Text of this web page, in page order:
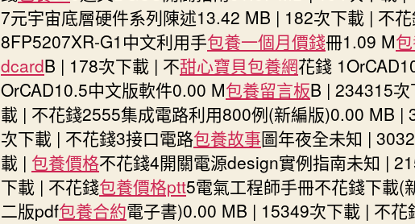
7元宇宙底層硬件系列陳述13.42 MB | 182次下載 | 不
8FP5207XR-G1中文利用手包養一個月價錢冊1.09 M
dcardB | 178次下載 | 不甜心寶貝包養網花錢
OrCAD10.5中文版軟件0.00 M包養留言板B | 234315次
載 | 不花錢2555集成電路利用800例(新編版)0.00 MB |
次下載 | 不花錢3接口電路包養故事圖年夜全未知 |
載 | 包養價格不花錢4開關電源design實例指南未知 |
下載 | 不花錢包養價格ptt5電氣工程師手冊不花錢下載(
二版pdf包養合約電子書)0.00 MB | 15349次下載 | 不花